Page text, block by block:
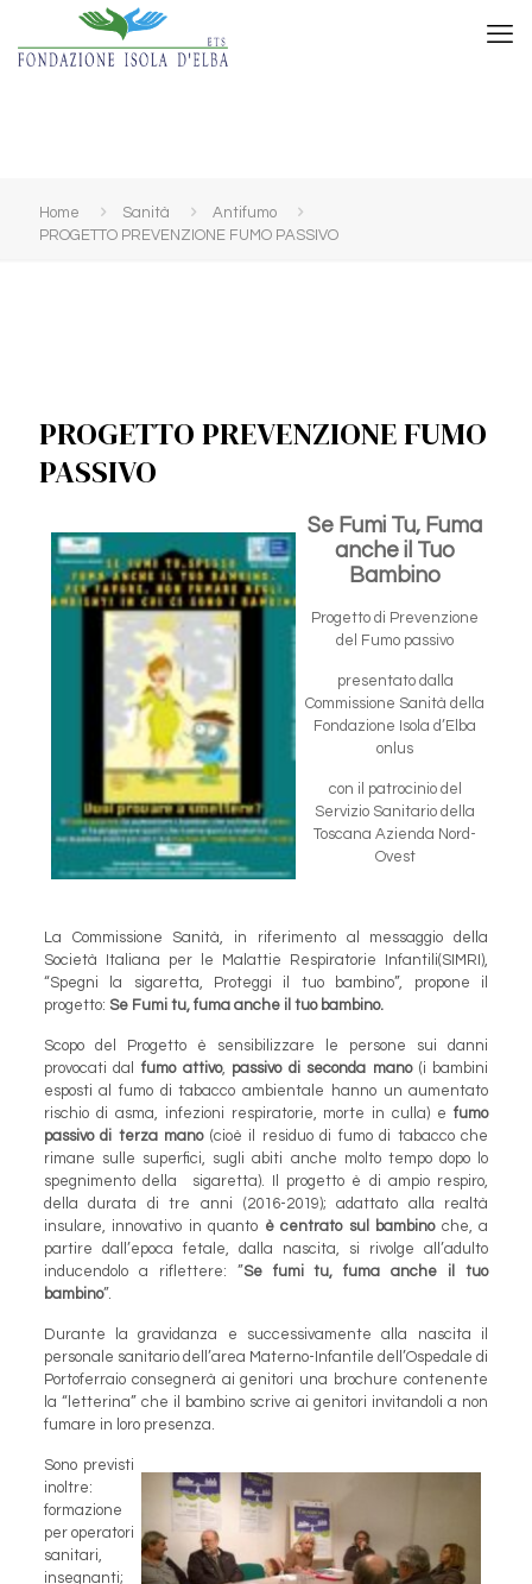
Home Sanità
Antifumo
PROGETTO PREVENZIONE FUMO PASSIVO
PROGETTO PREVENZIONE FUMO
PASSIVO
Se Fumi Tu, Fuma
anche il Tuo
Bambino
Progetto di Prevenzione
del Fumo passivo
presentato dalla
Commissione Sanità della
Fondazione Isola d’Elba
onlus
con il patrocinio del
Servizio Sanitario della
Toscana Azienda Nord-
Ovest
La Commissione Sanità, in riferimento al messaggio della
Società Italiana per le Malattie Respiratorie Infantili(SIMRI),
“Spegni la sigaretta, Proteggi il tuo bambino”, propone il
progetto: Se Fumi tu, fuma anche il tuo bambino.
Scopo del Progetto è sensibilizzare le persone sui danni
provocati dalfumo attivo, passivo di seconda mano(i bambini
esposti al fumo di tabacco ambientale hanno un aumentato
rischio di asma, infezioni respiratorie, morte in culla) efumo
passivo di terza mano(cioè il residuo di fumo di tabacco che
rimane sulle superfici, sugli abiti anche molto tempo dopo lo
spegnimento della sigaretta). Il progetto è di ampio respiro,
della durata di tre anni (2016-2019); adattato alla realtà
insulare, innovativo in quanto è centrato sul bambino che, a
partire dall’epoca fetale, dalla nascita, si rivolge all’adulto
inducendolo a riflettere: ”Se fumi tu, fuma anche il tuo
bambino”.
Durante la gravidanza e successivamente alla nascita il
personale sanitario dell’area Materno-Infantile dell’Ospedale di
Portoferraio consegnerà ai genitori una brochure contenente
la “letterina” che il bambino scrive ai genitori invitandoli a non
fumare in loro presenza.
Sono previsti
inoltre:
formazione
per operatori
sanitari,
insegnanti;